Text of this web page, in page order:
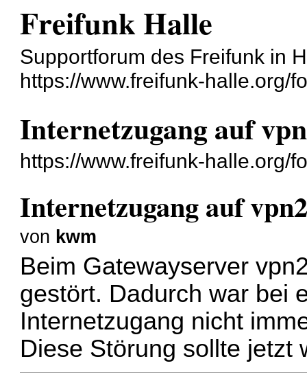
Freifunk Halle
Supportforum des Freifunk in
https://www.freifunk-halle.org/
Internetzugang auf
https://www.freifunk-halle.org/
Internetzugang auf
von kwm
Beim Gatewayserver
gestört. Dadurch war bei
Internetzugang nicht
Diese Störung sollte jetzt